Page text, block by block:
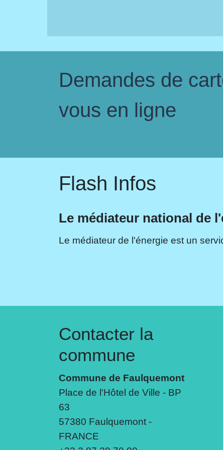
Demandes de
vous en ligne
Flash Infos
Le médiateur national de
Le médiateur de l'énergie est un
Contacter la
commune
Commune de Faulquemont
Place de l'Hôtel de Ville - BP
63
57380 Faulquemont -
FRANCE